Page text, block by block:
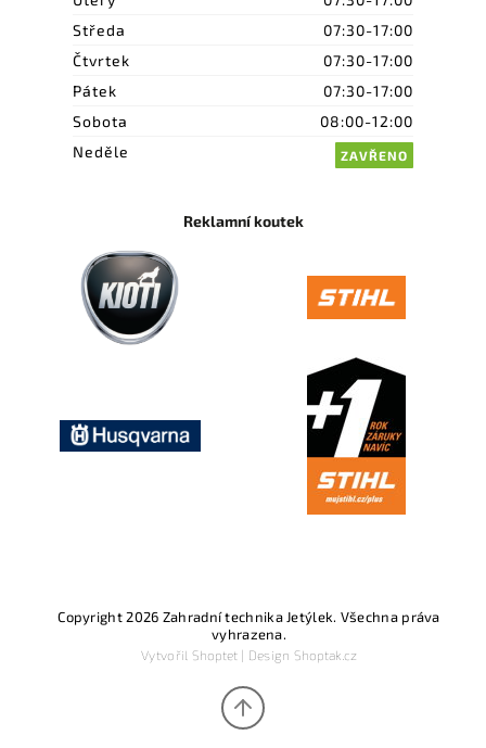
Středa
07:30-17:00
Čtvrtek
07:30-17:00
Pátek
07:30-17:00
Sobota
08:00-12:00
Neděle
ZAVŘENO
Reklamní koutek
Copyright 2026 Zahradní technika Jetýlek. Všechna práva
vyhrazena.
Vytvořil Shoptet| Design Shoptak.cz